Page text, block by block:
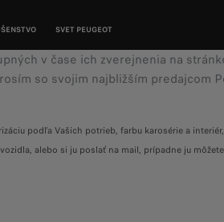
SVET PEUGEOT
v čase ich zverejnenia na
so svojim najbližším predajcom
podľa Vašich potrieb, farbu karosérie a
alebo si ju poslať na mail, prípadne ju